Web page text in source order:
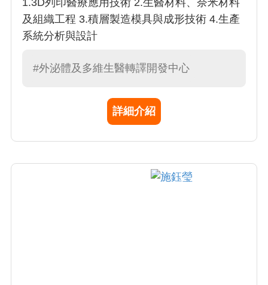
1.3D列印醫療應用技術 2.生醫材料、奈米材料
及組織工程 3.積層製造模具與成形技術 4.生產
系統分析與設計
#外泌體及多維生醫轉譯開發中心
詳細介紹